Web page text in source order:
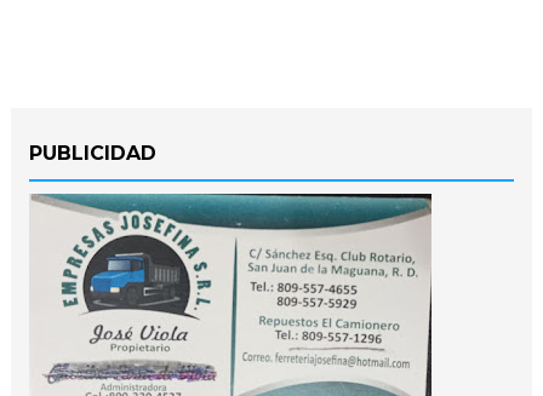
PUBLICIDAD